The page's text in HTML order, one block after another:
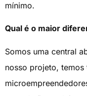
mínimo.
Qual é o maior
Somos uma central
nosso projeto, temos